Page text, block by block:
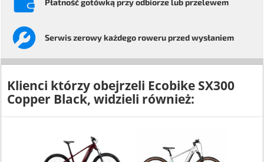
Płatność gotówką przy odbiorzelub przelewem
Serwiszerowy każdegoroweru przed wysłaniem
Klienci którzy obejrzeli Ecobike SX300
Copper Black, widzieli również: